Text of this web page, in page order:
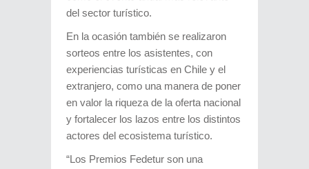
del sector turístico.
En la ocasión también se realizaron
sorteos entre los asistentes, con
experiencias turísticas en Chile y el
extranjero, como una manera de poner
en valor la riqueza de la oferta nacional
y fortalecer los lazos entre los distintos
actores del ecosistema turístico.
“Los Premios Fedetur son una